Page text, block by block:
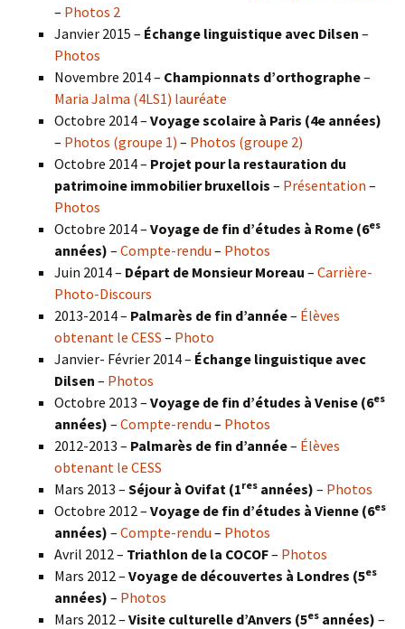
– Photos 2
Janvier 2015 – Échange linguistique avec Dilsen –
Photos
Novembre 2014 – Championnats d’orthographe–
Maria Jalma (4LS1) lauréate
Octobre 2014 – Voyage scolaire à Paris (4e années)
– Photos (groupe 1) – Photos (groupe 2)
Octobre 2014 – Projet pour la restauration du
patrimoine immobilier bruxellois – Présentation –
Photos
Octobre 2014 – Voyage de fin d’études à Rome (6es
années) – Compte-rendu – Photos
Juin 2014 – Départ de Monsieur Moreau – Carrière-
Photo-Discours
2013-2014 – Palmarès de fin d’année– Élèves
obtenant le CESS – Photo
Janvier- Février 2014 – Échange linguistique avec
Dilsen – Photos
Octobre 2013 – Voyage de fin d’études à Venise (6es
années) – Compte-rendu – Photos
2012-2013 – Palmarès de fin d’année– Élèves
obtenant le CESS
Mars 2013 – Séjour à Ovifat (1res années) – Photos
Octobre 2012 – Voyage de fin d’études à Vienne (6es
années) – Compte-rendu – Photos
Avril 2012 – Triathlon de la COCOF– Photos
Mars 2012 – Voyage de découvertes à Londres (5es
années) – Photos
Mars 2012 – Visite culturelle d’Anvers (5es années) –